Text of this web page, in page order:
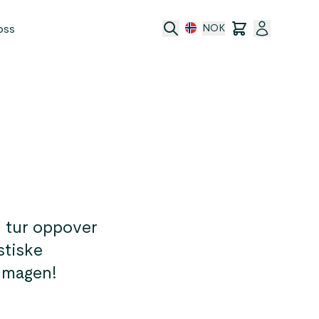
NOK
tur oppover